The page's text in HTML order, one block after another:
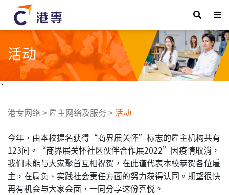
活动
`
港专网络> 雇主网络及服务 >活动
今年，由本校提名获得“商界展关怀”标志的雇主机构共有
123间。“商界展关怀社区伙伴合作展2022”因疫情取消，
我们未能与大家聚首互相祝贺，在此谨代表本校恭贺各位雇
主，在肩负、实践社会责任方面的努力获得认同。期望很快
再有机会与大家会面，一同分享这份喜悦。